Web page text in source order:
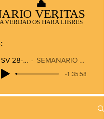
VERITAS
VERDAD OS HARÁ LIBRES
SV 28-12-2025
SEMANARIO VERITAS RADIO
-1:35:58